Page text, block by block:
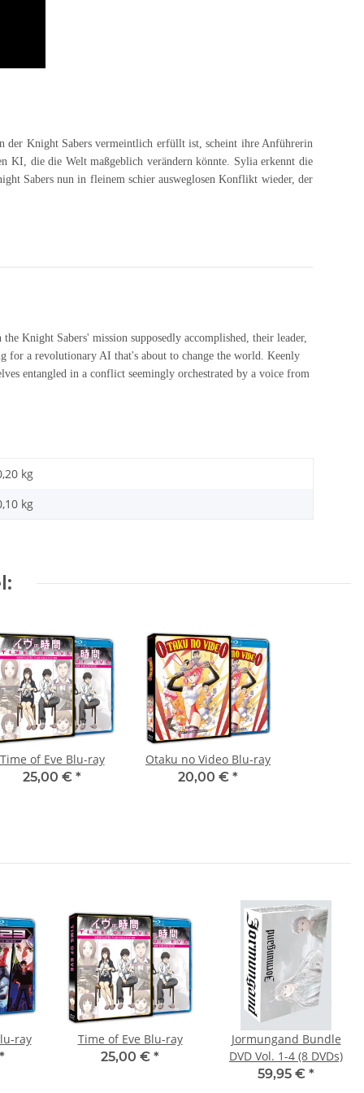
der Knight Sabers vermeintlich erfüllt ist, scheint ihre Anführerin
KI, die die Welt maßgeblich verändern könnte. Sylia erkennt die
Sabers nun in fleinem schier ausweglosen Konflikt wieder, der
Knight Sabers' mission supposedly accomplished, their leader,
for a revolutionary AI that's about to change the world. Keenly
entangled in a conflict seemingly orchestrated by a voice from
kg
kg
Time of Eve Blu-ray
25,00 € *
Otaku no Video Blu-ray
20,00 € *
ray
*
Time of Eve Blu-ray
25,00 € *
Jormungand Bundle
DVD Vol. 1-4 (8 DVDs)
59,95 € *